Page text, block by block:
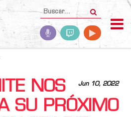
Jun 10, 2022
NOS
SU PRÓXIMO